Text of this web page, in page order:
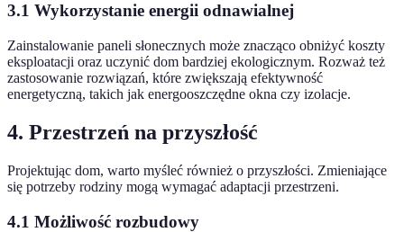
3.1 Wykorzystanie energii odnawialnej
Zainstalowanie paneli słonecznych może znacząco obniżyć koszty
eksploatacji oraz uczynić dom bardziej ekologicznym. Rozważ też
zastosowanie rozwiązań, które zwiększają efektywność
energetyczną, takich jak energooszczędne okna czy izolacje.
4. Przestrzeń na przyszłość
Projektując dom, warto myśleć również o przyszłości. Zmieniające
się potrzeby rodziny mogą wymagać adaptacji przestrzeni.
4.1 Możliwość rozbudowy